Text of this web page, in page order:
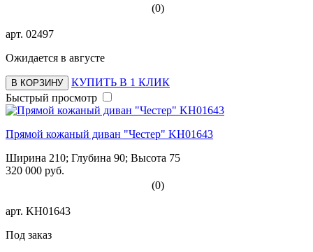
(0)
арт. 02497
Ожидается в августе
В КОРЗИНУ
КУПИТЬ В 1 КЛИК
Быстрый просмотр
Прямой кожаный диван "Честер" KH01643
Ширина 210; Глубина 90; Высота 75
320 000 руб.
(0)
арт. KH01643
Под заказ